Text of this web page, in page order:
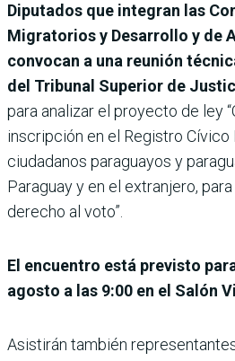
Diputados que integran las
Migratorios y Desarrollo y de
convocan a una reunión
del Tribunal Superior de
para analizar el proyecto de ley
inscripción en el Registro Cívico
ciudadanos paraguayos y
Paraguay y en el extranjero,
derecho al voto”.
El encuentro está previsto
agosto a las 9:00 en el Salón
Asistirán también